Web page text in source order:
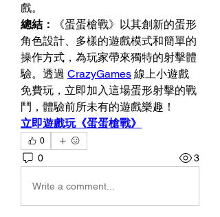
戲。​
總結：
《蛋蛋槍戰》以其創新的蛋形
角色設計、多樣的遊戲模式和簡單的
操作方式，為玩家帶來獨特的射擊體
驗。​透過 CrazyGames 線上小遊戲
免費玩，立即加入這場蛋形射擊的戰
鬥，體驗前所未有的遊戲樂趣！​
立即遊戲玩《蛋蛋槍戰》
0
0 3
Write a comment...